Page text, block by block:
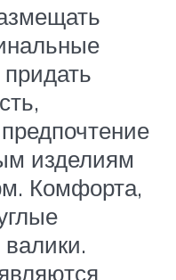
изделиям
Комфорта,